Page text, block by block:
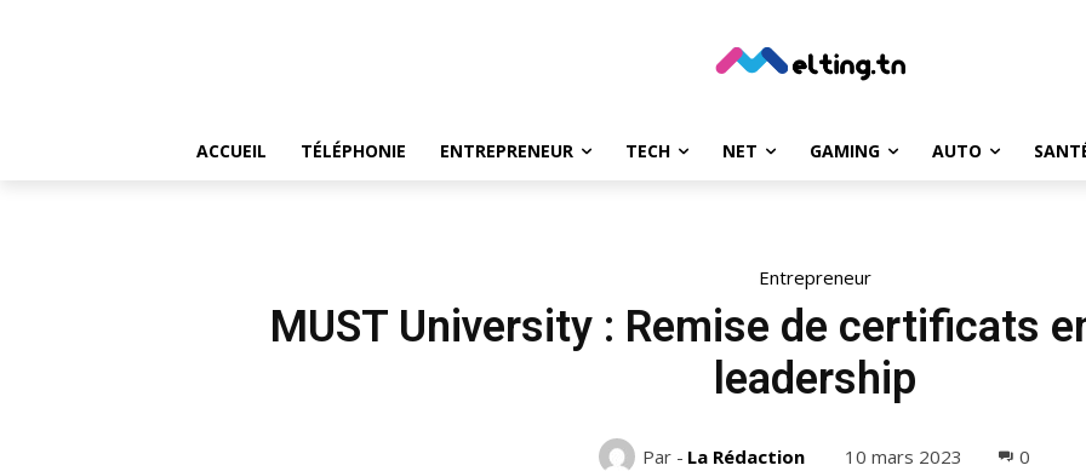
ACCUEIL TÉLÉPHONIE ENTREPRENEUR TECH NET GAMING AUTO
Entrepreneur
MUST University : Remise de certificats
leadership
Par - La Rédaction 10 mars 2023 0